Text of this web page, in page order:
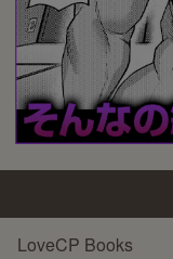
LoveCP Books